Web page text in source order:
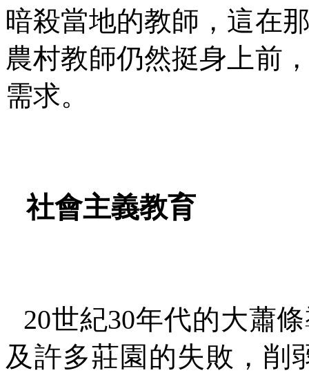
暗殺當地的教師，這在
農村教師仍然挺身上前
需求。
社會主義教育
20世紀30年代的大蕭
及許多莊園的失敗，削